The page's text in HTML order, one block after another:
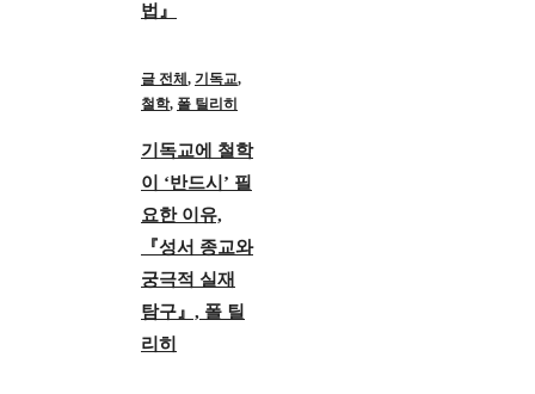
법』
글 전체 , 기독교,
철학, 폴 틸리히
기독교에 철학
이 ‘반드시’ 필
요한 이유,
『성서 종교와
궁극적 실재
탐구』, 폴 틸
리히